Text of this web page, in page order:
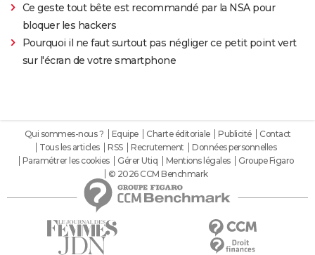
Ce geste tout bête est recommandé par la NSA pour
bloquer les hackers
Pourquoi il ne faut surtout pas négliger ce petit point vert
sur l'écran de votre smartphone
Qui sommes-nous ? Equipe Charte éditoriale Publicité
Contact
Tous les articles
RSS Recrutement
Données personnelles
Paramétrer les cookies
Gérer Utiq Mentions légales
Groupe Figaro
© 2026 CCM Benchmark